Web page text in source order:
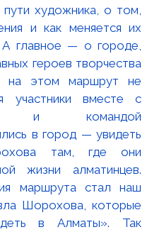
художника, о том,
и как меняется их
главное — о городе,
героев творчества
этом маршрут не
участники вместе с
и командой
в город — увидеть
там, где они
жизни алматинцев.
маршрута стал наш
Шорохова, которые
в Алматы». Так